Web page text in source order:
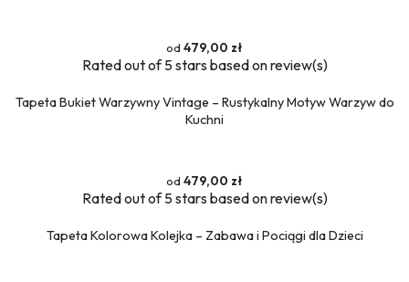
479,00 zł
Ratedout of 5 stars based onreview(s)
Tapeta Bukiet Warzywny Vintage – Rustykalny Motyw Warzyw do
Kuchni
479,00 zł
Ratedout of 5 stars based onreview(s)
Tapeta Kolorowa Kolejka – Zabawa i Pociągi dla Dzieci